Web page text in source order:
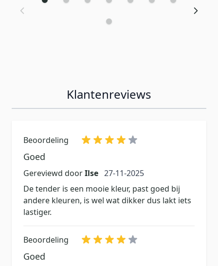
Klantenreviews
Beoordeling
Goed
Gereviewd doorIlse 27 november 2025
27-11-2025
De tender is een mooie kleur, past goed bij
andere kleuren, is wel wat dikker dus lakt iets
lastiger.
Beoordeling
Goed